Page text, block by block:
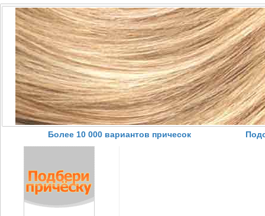
Более 10 000 вариантов причесок